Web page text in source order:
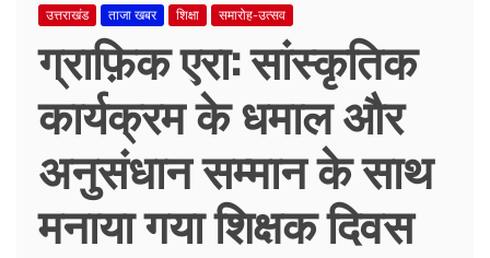
उत्तराखंड ताजा खबर शिक्षा समारोह-उत्सव
ग्राफ़िक एरा: सांस्कृतिक
कार्यक्रम के धमाल और
अनुसंधान सम्मान के साथ
मनाया गया शिक्षक दिवस